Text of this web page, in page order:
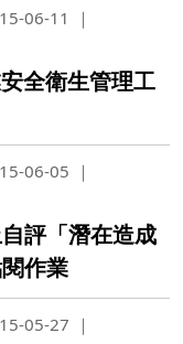
06-11
全衛生管理工
06-05
評「潛在造成
作業
05-27